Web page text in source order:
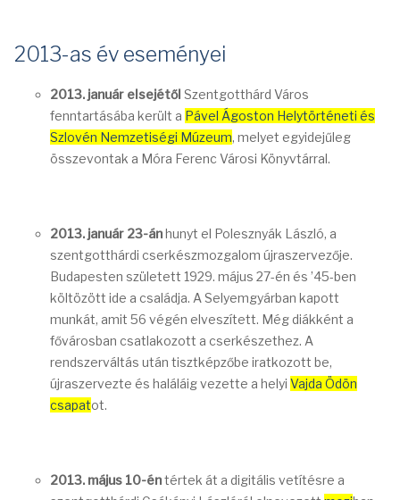
2013-as év eseményei
2013. január elsejétől Szentgotthárd Város
fenntartásába került a Pável Ágoston Helytörténeti és
Szlovén Nemzetiségi Múzeum, melyet egyidejűleg
összevontak a Móra Ferenc Városi Könyvtárral.
2013. január 23-ánhunyt el Polesznyák László, a
szentgotthárdi cserkészmozgalom újraszervezője.
Budapesten született 1929. május 27-én és ’45-ben
költözött ide a családja. A Selyemgyárban kapott
munkát, amit 56 végén elveszített. Még diákként a
fővárosban csatlakozott a cserkészethez. A
rendszerváltás után tisztképzőbe iratkozott be,
újraszervezte és haláláig vezette a helyi Vajda Ödön
csapatot.
2013. május 10-éntértek át a digitális vetítésre a